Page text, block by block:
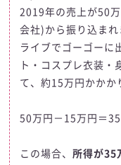
2019年の売上が50
会社)から振り込まれ
ライブでゴーゴーに
ト・コスプレ衣装・
て、約15万円かかか
50万円－15万円＝
この場合、所得が35